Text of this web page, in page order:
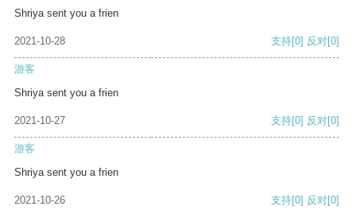
Shriya sent you a frien
2021-10-28 支持[0] 反对[0]
游客
Shriya sent you a frien
2021-10-27 支持[0] 反对[0]
游客
Shriya sent you a frien
2021-10-26 支持[0] 反对[0]